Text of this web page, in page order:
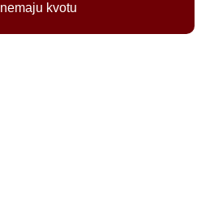
nemaju kvotu